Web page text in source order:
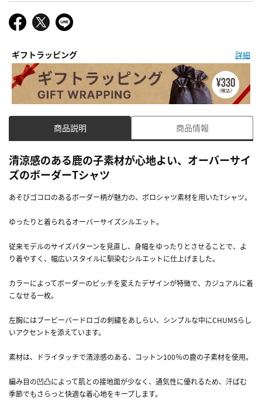
ギフトラッピング 詳細
商品説明 商品情報
清涼感のある鹿の子素材が心地よい、オーバーサイ
ズのボーダーTシャツ
あそびゴコロのあるボーダー柄が魅力の、ポロシャツ素材を用いたTシャツ。
ゆったりと着られるオーバーサイズシルエット。
従来モデルのサイズパターンを見直し、身幅をゆったりとさせることで、よ
り着やすく、幅広いスタイルに馴染むシルエットに仕上げました。
カラーによってボーダーのピッチを変えたデザインが特徴で、カジュアルに着
こなせる一枚。
左胸にはブービーバードロゴの刺繍をあしらい、シンプルな中にCHUMSらし
いアクセントを添えています。
素材は、ドライタッチで清涼感のある、コットン100％の鹿の子素材を使用。
編み目の凹凸によって肌との接地面が少なく、通気性に優れるため、汗ばむ
季節でもさらっと快適な着心地をキープします。